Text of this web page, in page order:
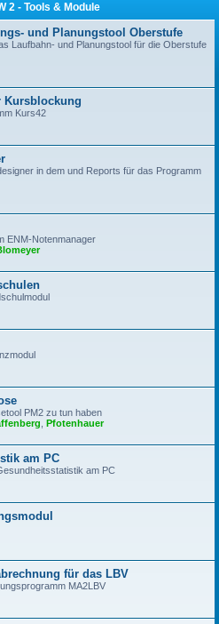
2 - Tools & Module
und Planungstool Oberstufe
Laufbahn- und Planungstool für die Oberstufe
Kursblockung
Kurs42
in dem und Reports für das Programm
ENM-Notenmanager
PM2 zu tun haben
Pfotenhauer
am PC
am PC
für das LBV
MA2LBV